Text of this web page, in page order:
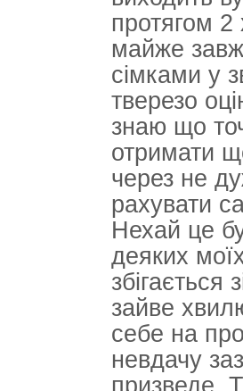
протягом
майже
сімками у
тверезо
знаю що
отримати
через не
рахувати
Нехай це
деяких
зайве
себе на
невдачу
призведе.